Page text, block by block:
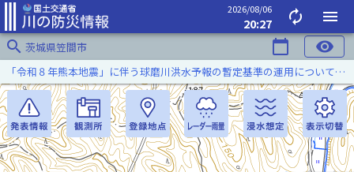
2026/08/06
20:27 autorenew
menu
search 茨城県笠間市 calendar_today visibility
「令和８年熊本地震」に伴う球磨川洪水予報の暫定基準の運用について（令和８年８月５日）